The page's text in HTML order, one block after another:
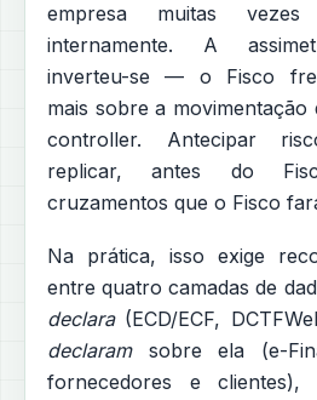
empresa muitas
internamente. A
inverteu-se — o Fisco
mais sobre a
controller. Antecipar
replicar, antes do
cruzamentos que o Fisco
Na prática, isso exige
entre quatro camadas de
declara(ECD/ECF,
declaramsobre ela (e-
fornecedores e